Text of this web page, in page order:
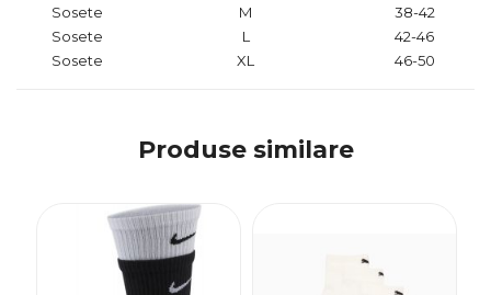
Sosete
M
38-42
Sosete
L
42-46
Sosete
XL 46-50
Produse similare